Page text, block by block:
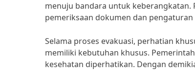
menuju bandara untuk
pemeriksaan dokumen dan
Selama proses evakuasi, perhatian
memiliki kebutuhan khusus.
kesehatan diperhatikan. Dengan